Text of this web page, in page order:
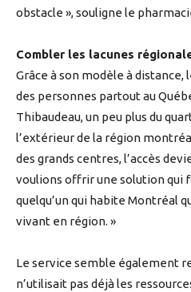
obstacle », souligne le
Combler les lacunes
Grâce à son modèle à
des personnes partout au
Thibaudeau, un peu plus du
l’extérieur de la région
des grands centres, l’accès
voulions offrir une solution qui
quelqu’un qui habite Montréal
vivant en région. »
Le service semble également
n’utilisait pas déjà les